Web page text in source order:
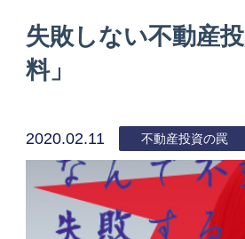
失敗しない不動産
料」
2020.02.11 不動産投資の罠